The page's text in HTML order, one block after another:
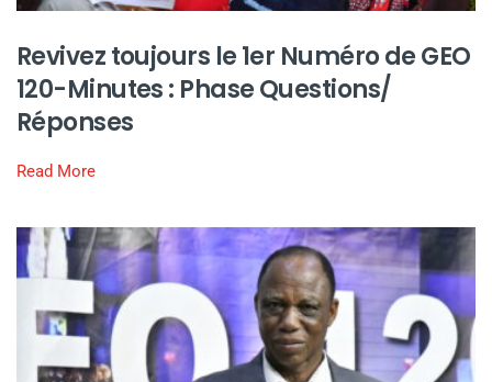
Revivez toujours le 1er Numéro de GEO
120-Minutes : Phase Questions/
Réponses
Read More